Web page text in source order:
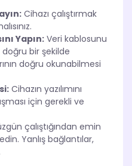
Cihazı çalıştırmak
Yapın:Veri kablosunu
bir şekilde
doğru okunabilmesi
Cihazın yazılımını
için gerekli ve
çalıştığından emin
Yanlış bağlantılar,